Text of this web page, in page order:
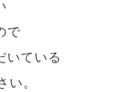
で
いている
。